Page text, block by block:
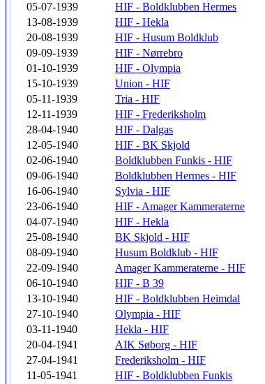
05-07-1939
HIF - Boldklubben Hermes
13-08-1939
HIF - Hekla
20-08-1939
HIF - Husum Boldklub
09-09-1939
HIF - Nørrebro
01-10-1939
HIF - Olympia
15-10-1939
Union - HIF
05-11-1939
Tria - HIF
12-11-1939
HIF - Frederiksholm
28-04-1940
HIF - Dalgas
12-05-1940
HIF - BK Skjold
02-06-1940
Boldklubben Funkis - HIF
09-06-1940
Boldklubben Hermes - HIF
16-06-1940
Sylvia - HIF
23-06-1940
HIF - Amager Kammeraterne
04-07-1940
HIF - Hekla
25-08-1940
BK Skjold - HIF
08-09-1940
Husum Boldklub - HIF
22-09-1940
Amager Kammeraterne - HIF
06-10-1940
HIF - B 39
13-10-1940
HIF - Boldklubben Heimdal
27-10-1940
Olympia - HIF
03-11-1940
Hekla - HIF
20-04-1941
AIK Søborg - HIF
27-04-1941
Frederiksholm - HIF
11-05-1941
HIF - Boldklubben Funkis